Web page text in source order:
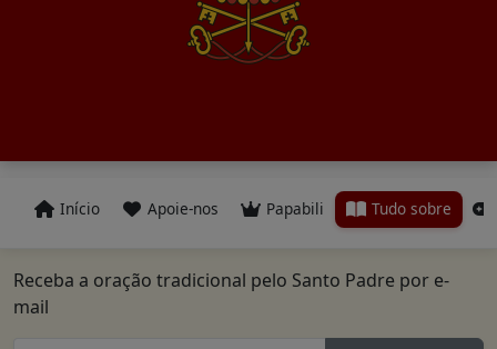
Início Apoie-nos Papabili Tudo sobre
Receba a oração tradicional pelo Santo Padre por e-
mail